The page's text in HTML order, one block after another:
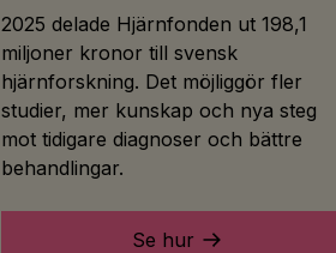
2025 delade Hjärnfonden ut 198,1
miljoner kronor till svensk
hjärnforskning. Det möjliggör fler
studier, mer kunskap och nya steg
mot tidigare diagnoser och bättre
behandlingar.
Se hur